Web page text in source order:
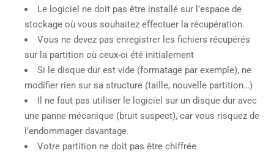
Le logiciel ne doit pas être installé sur l’espace de
stockage où vous souhaitez effectuer la récupération.
Vous ne devez pas enregistrer les fichiers récupérés
sur la partition où ceux-ci été initialement
Si le disque dur est vide (formatage par exemple), ne
modifier rien sur sa structure (taille, nouvelle partition…)
Il ne faut pas utiliser le logiciel sur un disque dur avec
une panne mécanique (bruit suspect), car vous risquez de
l’endommager davantage.
Votre partition ne doit pas être chiffrée